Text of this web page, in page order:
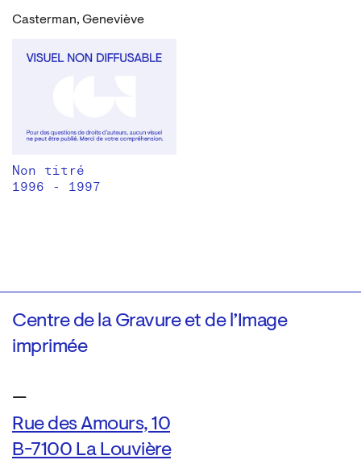
Casterman, Geneviève
Non titré
1996 - 1997
Centre de la Gravure et de l’Image
imprimée
—
Rue des Amours, 10
B-7100 La Louvière